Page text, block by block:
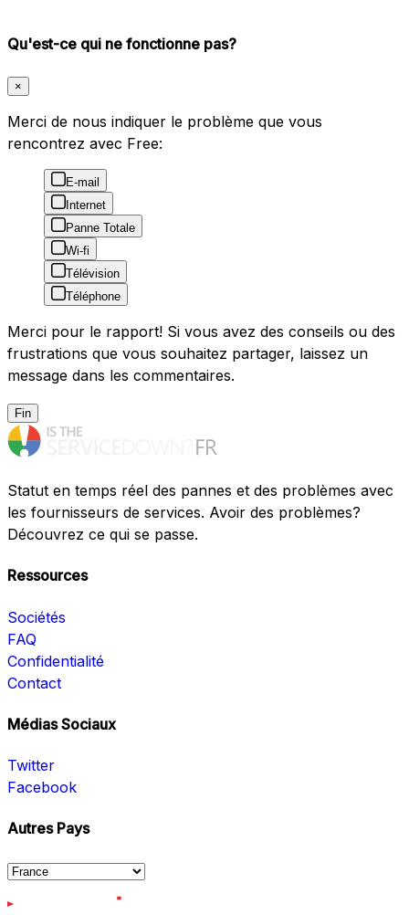
Qu'est-ce qui ne fonctionne pas?
×
Merci de nous indiquer le problème que vous
rencontrez avec Free:
E-mail
Internet
Panne Totale
Wi-fi
Télévision
Téléphone
Merci pour le rapport! Si vous avez des conseils ou des
frustrations que vous souhaitez partager, laissez un
message dans les commentaires.
Fin
Statut en temps réel des pannes et des problèmes avec
les fournisseurs de services. Avoir des problèmes?
Découvrez ce qui se passe.
Ressources
Sociétés
FAQ
Confidentialité
Contact
Médias Sociaux
Twitter
Facebook
Autres Pays